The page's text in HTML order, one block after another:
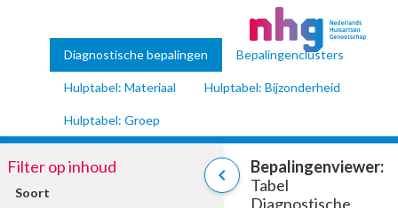
Diagnostische bepalingen Bepalingenclusters
Hulptabel: Materiaal Hulptabel: Bijzonderheid
Hulptabel: Groep
chevron_left
Filter op inhoud
Soort
Bepalingenviewer:
Tabel
Diagnostische